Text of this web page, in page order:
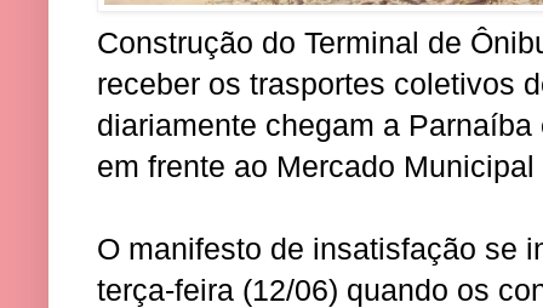
Construção do Terminal de
receber os trasportes coletivos
diariamente chegam a
em frente ao Mercado
O manifesto de insatisfação se
terça-feira (12/06) quando os